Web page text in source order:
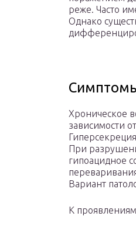
реже. Часто
Однако
Хроническое
зависимости
При
гипоацидное
Вариант
К